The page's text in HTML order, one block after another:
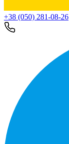
+38 (050) 281-08-26